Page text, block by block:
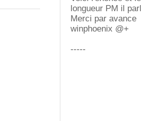
longueur PM il
Merci par avance
winphoenix @+
-----